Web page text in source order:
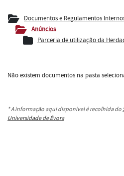
Documentos e Regulamentos
Anúncios
Parceria de utilização da
Não existem documentos na pasta
* A informação aqui disponível é recolhida do
Universidade de Évora